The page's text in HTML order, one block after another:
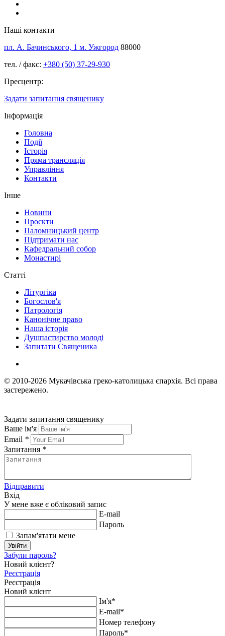
Наші контакти
пл. А. Бачинського, 1 м. Ужгород 88000
тел. / факс: +380 (50) 37-29-930
Пресцентр:
Задати запитання священику
Інформація
Головна
Події
Історія
Пряма трансляція
Управління
Контакти
Інше
Новини
Проєкти
Паломницький центр
Підтримати нас
Кафедральний собор
Монастирі
Статті
Літургіка
Богослов'я
Патрологія
Канонічне право
Наша історія
Душпастирство молоді
Запитати Священика
© 2010-2026 Мукачівська греко-католицька єпархія. Всі права
застережено.
Задати запитання священику
Ваше ім'я
Email *
Запитання *
Відправити
Вхід
У мене вже є обліковий запис
E-mail
Пароль
Запам'ятати мене
Увійти
Забули пароль?
Новий клієнт?
Реєстрація
Реєстрація
Новий клієнт
Ім'я*
E-mail*
Номер телефону
Пароль*